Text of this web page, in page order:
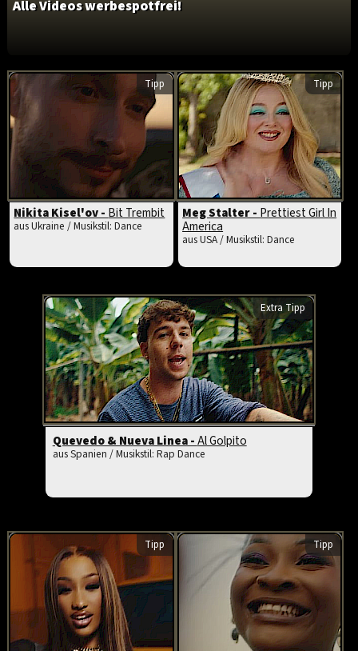
Alle Videos werbespotfrei!
Tipp
Nikita Kisel'ov - Bit Trembit
aus Ukraine / Musikstil: Dance
Tipp
Meg Stalter - Prettiest Girl In
America
aus USA / Musikstil: Dance
Extra Tipp
Quevedo & Nueva Linea -Al Golpito
aus Spanien / Musikstil: Rap Dance
Tipp Tipp